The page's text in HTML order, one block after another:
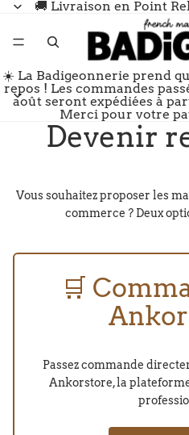
🚚 Livraison en Point
☀️ La Badigeonnerie prend
repos ! Les commandes
août seront expédiées à
Merci pour votre
Devenir
Vous souhaitez proposer les
commerce ? Deux
🛒
Passez commande
Ankorstore, la